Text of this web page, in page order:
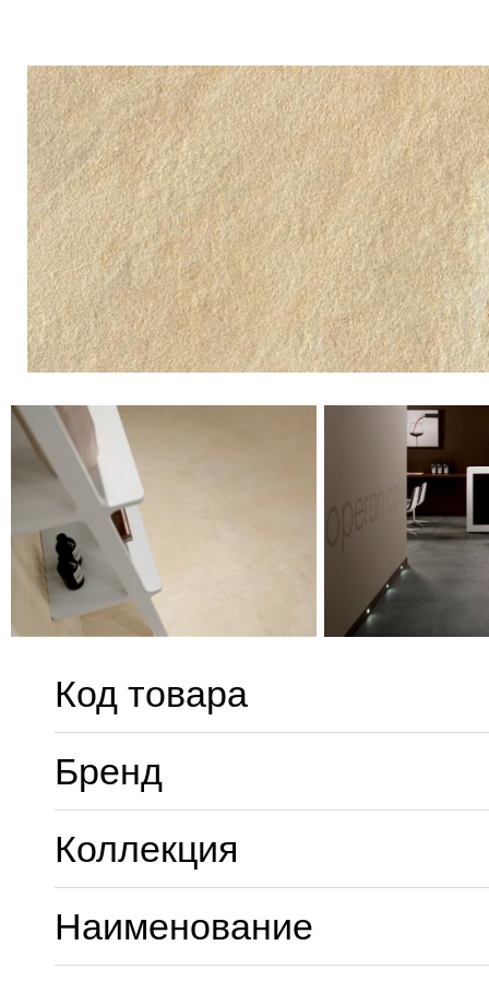
Код товара
Бренд
Коллекция
Наименование